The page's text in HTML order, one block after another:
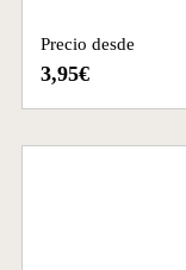
Precio desde
3,95€